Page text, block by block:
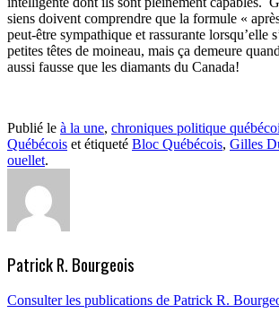
siens doivent comprendre que la formule «
peut-être sympathique et rassurante lorsqu’elle
petites têtes de moineau, mais ça demeure
aussi fausse que les diamants du Canada!
Publié le à la une, chroniques politique
Québécois et étiqueté Bloc Québécois, Gilles
ouellet.
Patrick R. Bourgeois
Consulter les publications de Patrick R.